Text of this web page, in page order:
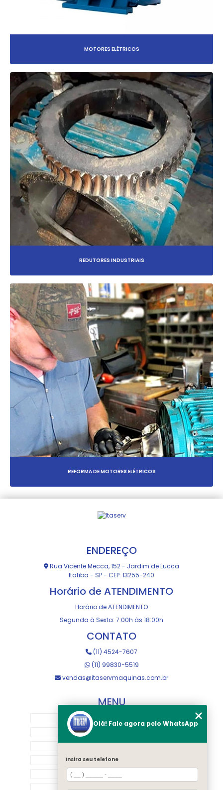
MOTORES ELÉTRICOS
REDUTORES INDUSTRIAIS
REFORMA DE MOTORES ELÉTRICOS
ENDEREÇO
Rua Vicente Mecca, 152 - Jardim de Lucca
Itatiba - SP - CEP: 13255-240
Horário de ATENDIMENTO
Horário de ATENDIMENTO
Segunda à Sexta: 7:00h às 18:00h
CONTATO
(11) 4524-7607
(11) 99830-5519
vendas@itaservmaquinas.com.br
MENU
MANUTENÇÃO E USINAGEM
LOJA
EQUIPAMENTOS
RASTREAMENTO
Olá! Fale agora pelo WhatsApp
Insira seu telefone